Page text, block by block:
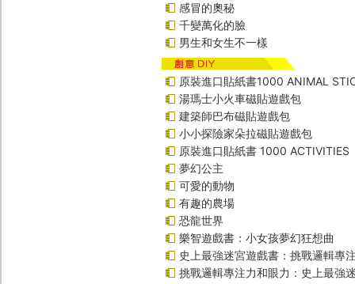
感冒的奧秘
千變萬化的臉
男生和女生不一樣
原裝進口貼紙書1000 ANIMAL
湯瑪士小火車磁貼遊戲包
建築師巴布磁貼遊戲包
小小探險家朵拉磁貼遊戲包
原裝進口貼紙書 1000 ACTIVITIES
夢幻公主
可愛的動物
有趣的農場
恐龍世界
樂智遊戲書：小女孩夢幻狂想曲
史上最強迷宮遊戲書：挑戰邏輯專
挑戰邏輯專注力和眼力：史上最強